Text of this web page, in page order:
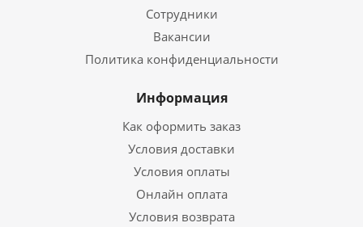
Сотрудники
Вакансии
Политика конфиденциальности
Информация
Как оформить заказ
Условия доставки
Условия оплаты
Онлайн оплата
Условия возврата